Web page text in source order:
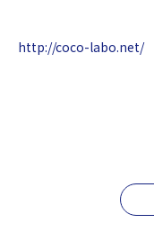
http://coco-labo.net/